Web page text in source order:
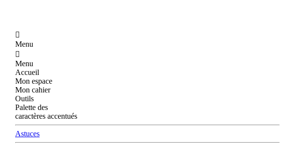

Menu

Menu
Accueil
Mon espace
Mon cahier
Outils
Palette des
caractères accentués
Astuces